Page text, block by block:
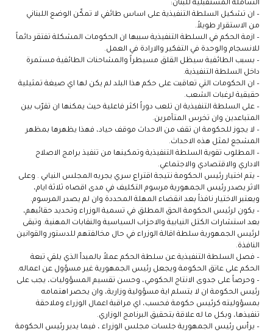
الشاملة المستقبلية للبنان:
– ان تشكيل السلطة التنفيذية على اساس طائفي لا تمكّن الوضع اللبناني
من الاستقرار طويلاً.
– ازمة الحكم في السلطة التنفيذية سببها ان الحكومات المشكلة تفتقر دائماً
للانسجام والوحدة في التفكير والارادة في العمل.
– بسبب الطائفية سيظل القلق مسيطراً والمشاحنات الطائفية مستمرة
داخل السلطة التنفيذية.
– ان الحكومات التي تعاقبت على حكم هذا البلد لم يكن لها اي صيغة تمثيلية
حقيقية لرغبات الشعب.
– على السلطة التنفيذية ان تلعب دوراً اكثر فاعلية حيث يمكنها ان تقرّب بين
المتباعدين وان تخرس المتآمرين.
– لا يجوز للحكومة ان تقف من الاحداث موقف حياد، فهذا يظهرها بمظهر
المشجع لمثل هذه الاحداث.
– المطلوب تقوية السلطة التنفيذية وتمكينها من تنفيذ برامج الاصلاح
الاداري والاقتصادي والاجتماعي.
– يتم اختيار رئيس الحكومة نتيجة اقتراع سري يجريه المجلس النيابي . وعلى
الاثر يصدر رئيس الجمهورية مرسوم التكليف في مدى اقصاه ثلاثة ايام،
ويعتبر الاختيار نافذاً بعد انقضاء المهلة المحددة وان لم يصدر المرسوم.
– يكون لرئيس الحكومة الحق المطلق في تسمية الوزراء وتحديد حقائبهم،
بعد استشارات الكتل النيابية والاحزاب السياسية والنقابات المهنية. وتبقى
لرئيس الجمهورية سلطة اقالة الوزراء في حال مخالفتهم للدستور والقوانين
النافذة.
– فصل السلطة التنفيذية عن سلطة الحكم عملاً بالمبدأ الذي يلقي تبعة
الحكم على عاتق الحكومة ويجعل رئيس الجمهورية غير مسؤول عن اعماله.
– وحرصاً على جدوى الانتاج الحكومي، وحسن تقسيم المسؤوليات، يجب على
رئيس الحكومة ان لا يتسلم اية مسؤولية وزارية، وان يحصر اهتمامه
بمسؤوليته كرئيس حكومة فحسب، اي مراقبة اعمال الوزراء وملاحقة
تنفيذها، وبكل ما له علاقة بتحقيق البرنامج الوزاري.
– يرأس رئيس الجمهورية جلسات مجلس الوزراء ، فيما يدير رئيس الحكومة